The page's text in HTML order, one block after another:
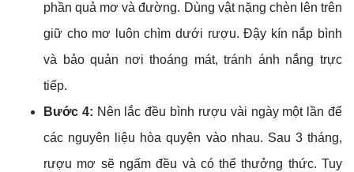
phần quả mơ và đường. Dùng vật nặng chèn lên trên
giữ cho mơ luôn chìm dưới rượu. Đậy kín nắp bình
và bảo quản nơi thoáng mát, tránh ánh nắng trực
tiếp.
Bước 4: Nên lắc đều bình rượu vài ngày một lần để
các nguyên liệu hòa quyện vào nhau. Sau 3 tháng,
rượu mơ sẽ ngấm đều và có thể thưởng thức. Tuy